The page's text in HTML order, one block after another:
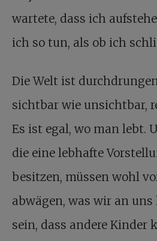
wartete, dass ich
ich so tun, als ob ich
Die Welt ist
sichtbar wie unsichtbar,
Es ist egal, wo man lebt.
die eine lebhafte
besitzen, müssen wohl
abwägen, was wir an uns
sein, dass andere Kinder